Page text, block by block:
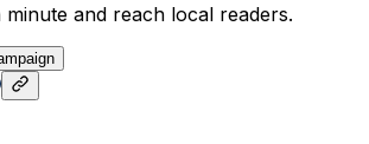
minute and reach local readers.